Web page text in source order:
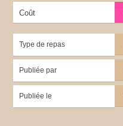
Coût
Type de repas
Publiée par
Publiée le